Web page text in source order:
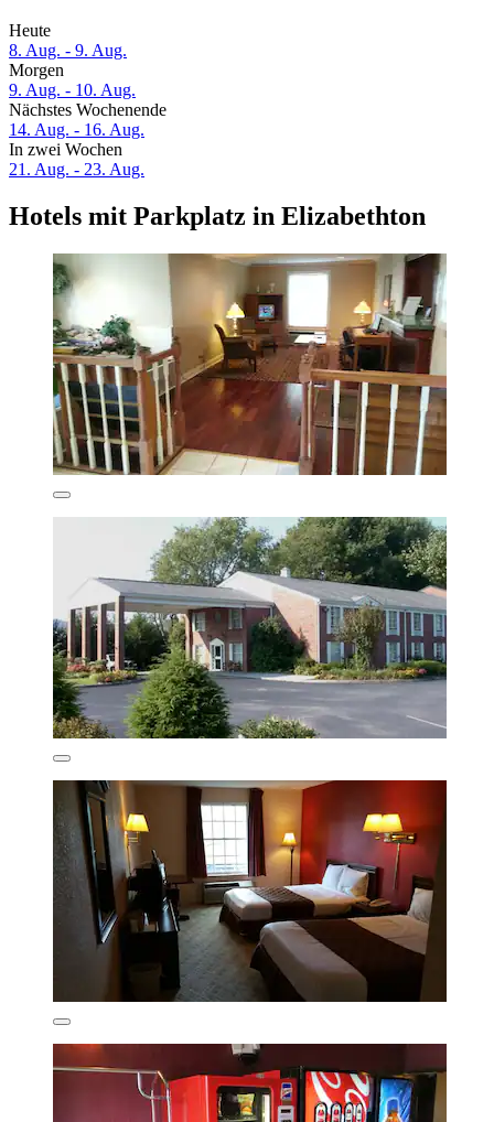
Heute
8. Aug. - 9. Aug.
Morgen
9. Aug. - 10. Aug.
Nächstes Wochenende
14. Aug. - 16. Aug.
In zwei Wochen
21. Aug. - 23. Aug.
Hotels mit Parkplatz in Elizabethton